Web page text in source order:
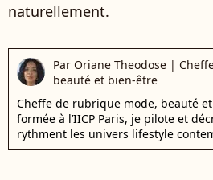
naturellement.
Par Oriane Theodose |
beauté et bien-être
Cheffe de rubrique mode, beauté
formée à l’IICP Paris, je pilote et
rythment les univers lifestyle